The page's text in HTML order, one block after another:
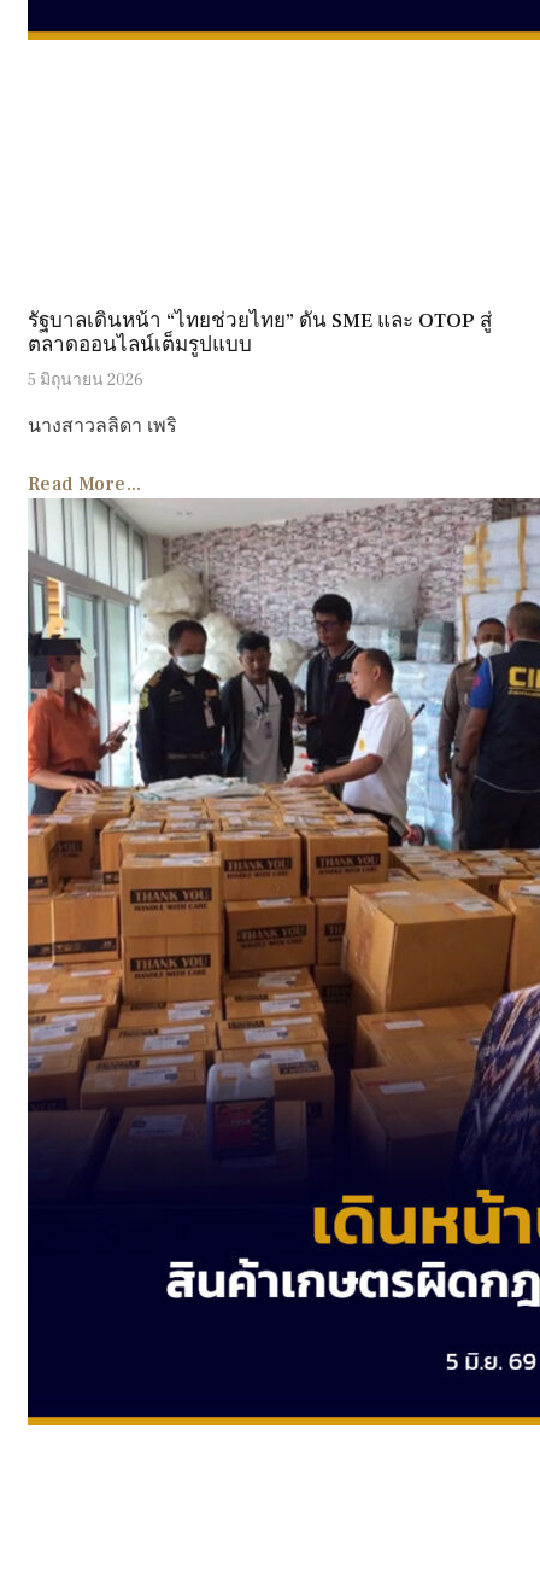
รัฐบาลเดินหน้า “ไทยช่วยไทย” ดัน SME และ OTOP สู่
ตลาดออนไลน์เต็มรูปแบบ
5 มิถุนายน 2026
นางสาวลลิดา เพริ
Read More...